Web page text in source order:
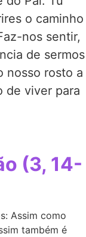
o caminho
nos sentir,
de sermos
nosso rosto a
de viver para
(3, 14-
Assim como
também é